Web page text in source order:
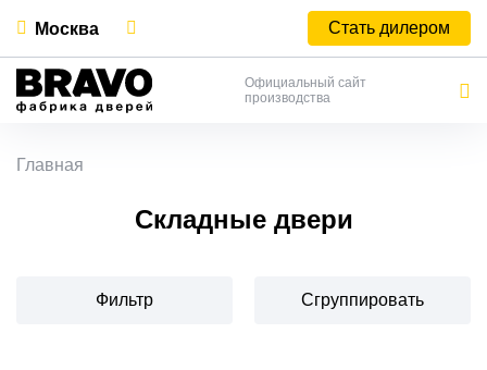
Москва Стать дилером
Официальный сайт
производства
Главная
Складные двери
Фильтр Сгруппировать